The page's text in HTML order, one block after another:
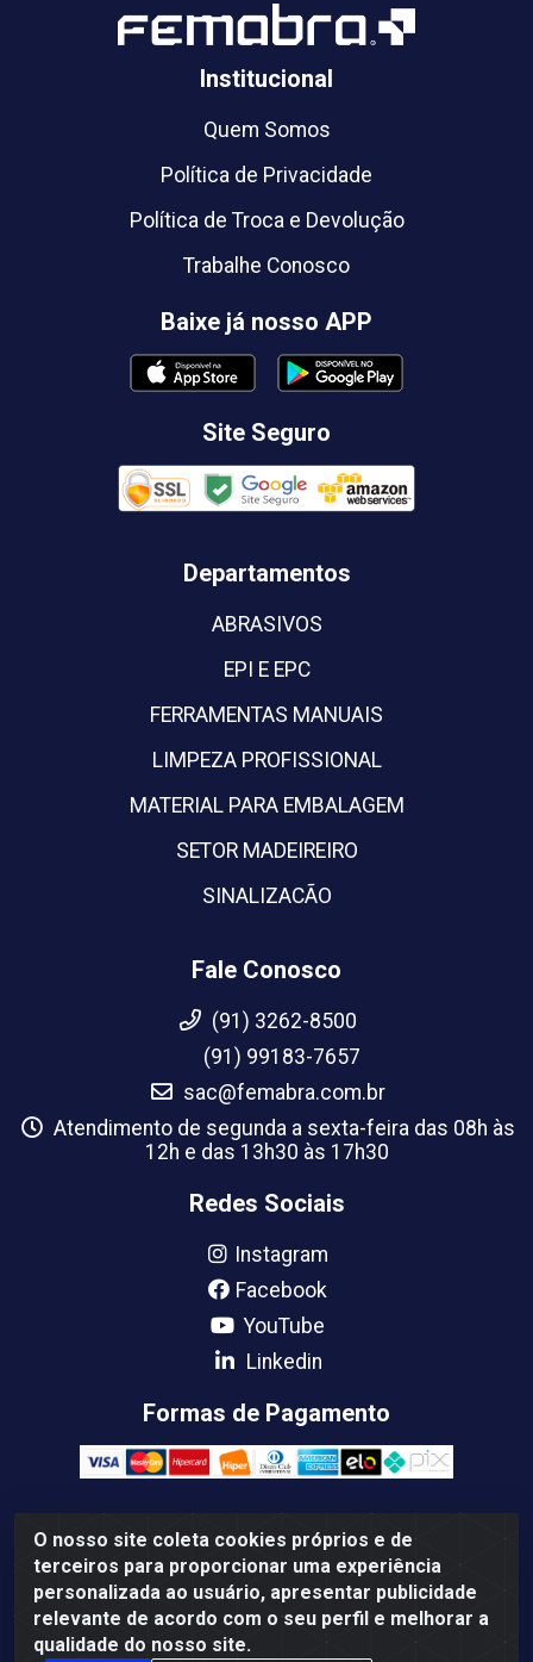
O nosso site coleta cookies próprios e de
terceiros para proporcionar uma experiência
personalizada ao usuário, apresentar publicidade
relevante de acordo com o seu perfil e melhorar a
qualidade do nosso site.
Institucional
Quem Somos
Política de Privacidade
Política de Troca e Devolução
Trabalhe Conosco
Baixe já nosso APP
Site Seguro
Departamentos
ABRASIVOS
EPI E EPC
FERRAMENTAS MANUAIS
LIMPEZA PROFISSIONAL
MATERIAL PARA EMBALAGEM
SETOR MADEIREIRO
SINALIZACÃO
Fale Conosco
(91) 3262-8500
(91) 99183-7657
sac@femabra.com.br
Atendimento de segunda a sexta-feira das 08h às
12h e das 13h30 às 17h30
Redes Sociais
Instagram
Facebook
YouTube
Linkedin
Formas de Pagamento
Femabra Comercio de Ferramentas e Maquinas LTDA -
07.772.337/0001-66 - BR 316 Km 08 Rua Joao Canuto, 195 -
Centro, Ananindeua/PA - CEP: 67030-130